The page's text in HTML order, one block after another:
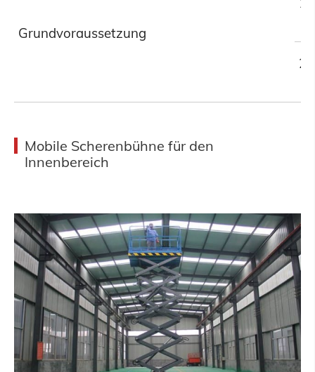
Grundvoraussetzung
2.
Mobile Scherenbühne für den
Innenbereich